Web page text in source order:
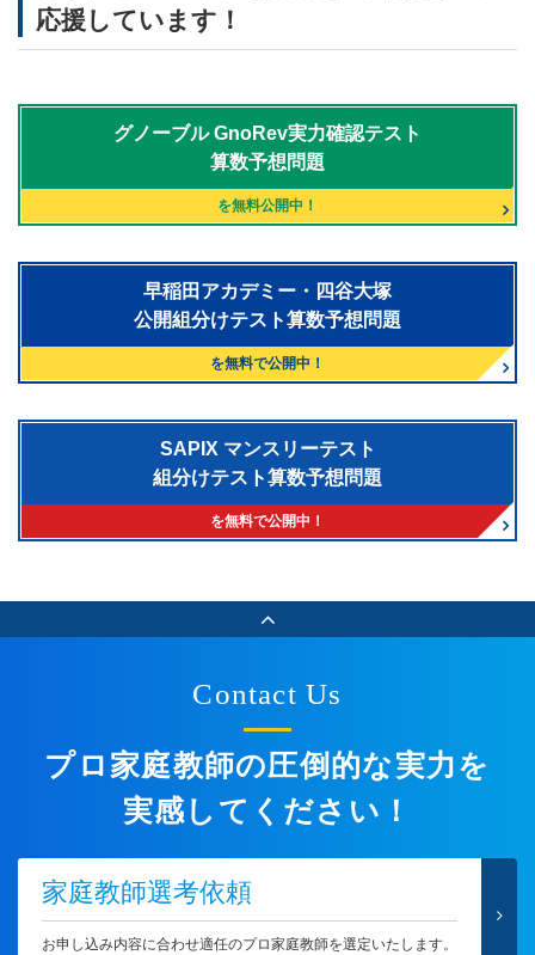
応援しています！
グノーブルGnoRev実力確認テスト
算数予想問題
を無料公開中！
早稲田アカデミー・四谷大塚
公開組分けテスト算数予想問題
を無料で公開中！
SAPIX マンスリーテスト
組分けテスト算数予想問題
を無料で公開中！
Contact Us
プロ家庭教師の圧倒的な実力を
実感してください！
家庭教師選考依頼
お申し込み内容に合わせ適任のプロ家庭教師を選定いたします。